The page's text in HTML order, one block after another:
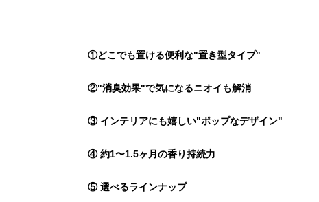
①どこでも置ける便利な"置き型タイプ"
②"消臭効果"で気になるニオイも解消
③ インテリアにも嬉しい"ポップなデザイン"
④ 約1〜1.5ヶ月の香り持続力
⑤ 選べるラインナップ